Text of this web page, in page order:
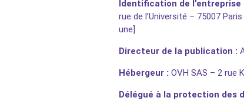
Identification de l’entreprise
rue de l’Université – 75007 Paris
une]
Directeur de la publication :
Hébergeur : OVH SAS – 2 rue
Délégué à la protection des